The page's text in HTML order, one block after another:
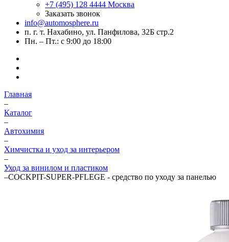
+7 (495) 128 4444 Москва
Заказать звонок
info@automosphere.ru
п. г. т. Нахабино, ул. Панфилова, 32Б стр.2
Пн. – Пт.: с 9:00 до 18:00
Главная
–
Каталог
–
Автохимия
–
Химчистка и уход за интерьером
–
Уход за винилом и пластиком
–COCKPIT-SUPER-PFLEGE - средство по уходу за панелью